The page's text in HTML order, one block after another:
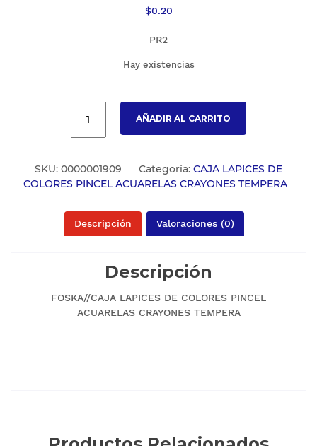
$0.20
PR2
Hay existencias
AÑADIR AL CARRITO
SKU: 0000001909 Categoría: CAJA LAPICES DE
COLORES PINCEL ACUARELAS CRAYONES TEMPERA
Descripción Valoraciones (0)
Descripción
FOSKA//CAJA LAPICES DE COLORES PINCEL
ACUARELAS CRAYONES TEMPERA